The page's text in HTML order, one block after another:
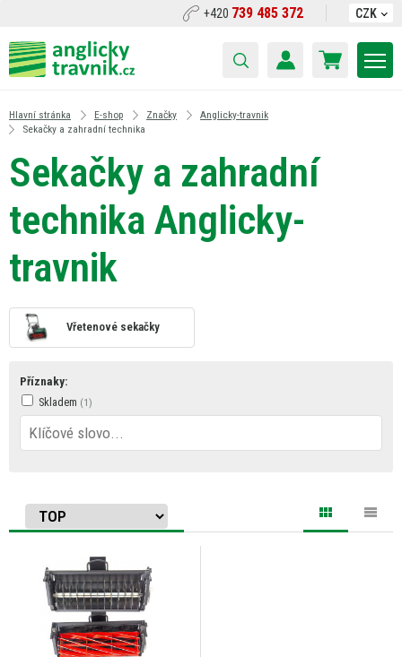
+420 739 485 372 CZK
Hlavní stránka E-shop Značky
Anglicky-travnik
Sekačky a zahradní technika
Sekačky a zahradní
technika Anglicky-
travnik
Vřetenové sekačky
Příznaky:
Skladem